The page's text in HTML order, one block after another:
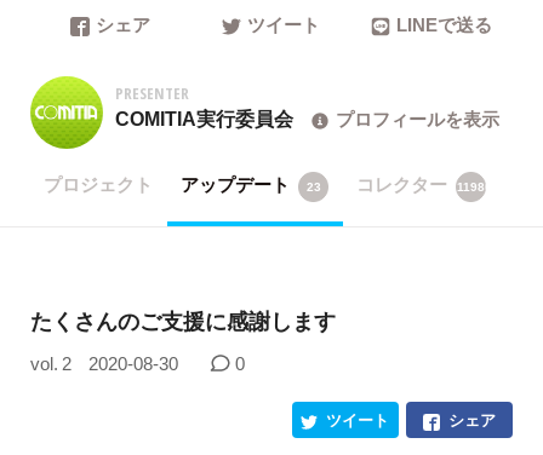
シェア ツイート LINEで送る
PRESENTER
COMITIA実行委員会 プロフィールを表示
プロジェクト アップデート 23 コレクター 11980
たくさんのご支援に感謝します
vol. 2 2020-08-30 0
シェア
ツイート